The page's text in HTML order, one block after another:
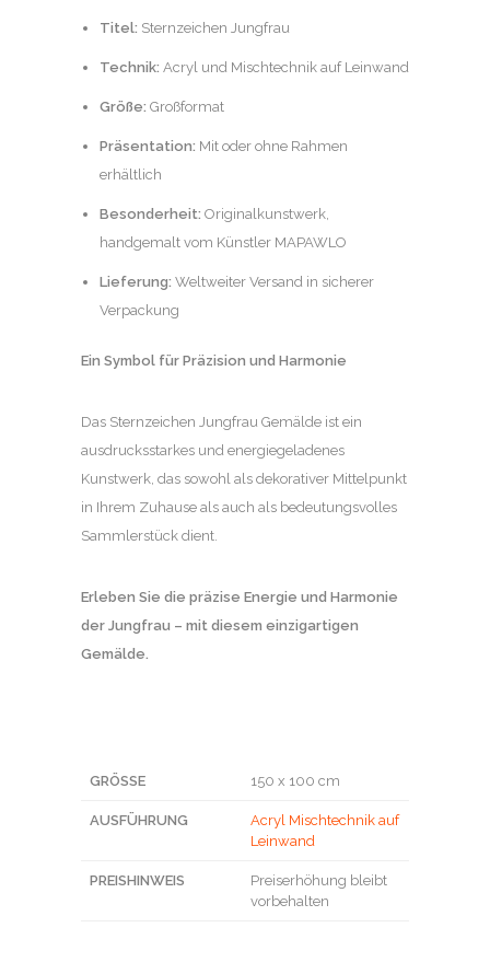
Titel: Sternzeichen Jungfrau
Technik: Acryl und Mischtechnik auf Leinwand
Größe: Großformat
Präsentation: Mit oder ohne Rahmen
erhältlich
Besonderheit: Originalkunstwerk,
handgemalt vom Künstler MAPAWLO
Lieferung: Weltweiter Versand in sicherer
Verpackung
Ein Symbol für Präzision und Harmonie
Das Sternzeichen Jungfrau Gemälde ist ein
ausdrucksstarkes und energiegeladenes
Kunstwerk, das sowohl als dekorativer Mittelpunkt
in Ihrem Zuhause als auch als bedeutungsvolles
Sammlerstück dient.
Erleben Sie die präzise Energie und Harmonie
der Jungfrau – mit diesem einzigartigen
Gemälde.
GRÖSSE 150 x 100 cm
AUSFÜHRUNG
Acryl Mischtechnik auf
Leinwand
PREISHINWEIS
Preiserhöhung bleibt
vorbehalten